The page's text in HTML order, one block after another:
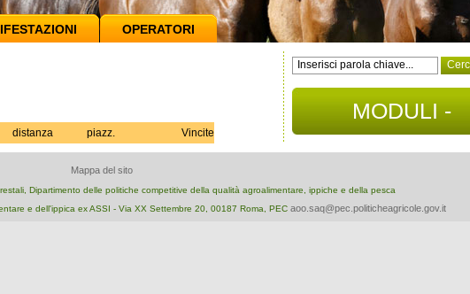
OPERATORI
distanza piazz. Vincite
MODULI -
DOCUMENTI
Mappa del sito
Dipartimento delle politiche competitive della qualità agroalimentare, ippiche e della pesca
e dell'ippica ex ASSI - Via XX Settembre 20, 00187 Roma, PEC aoo.saq@pec.politicheagricole.gov.it